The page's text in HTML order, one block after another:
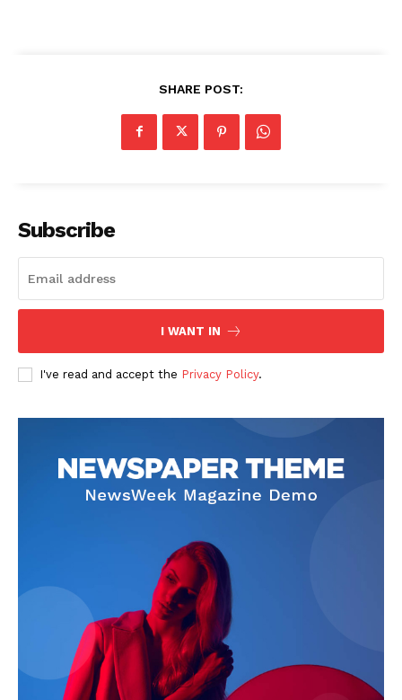
SHARE POST:
Subscribe
I WANT IN
I've read and accept the Privacy Policy.